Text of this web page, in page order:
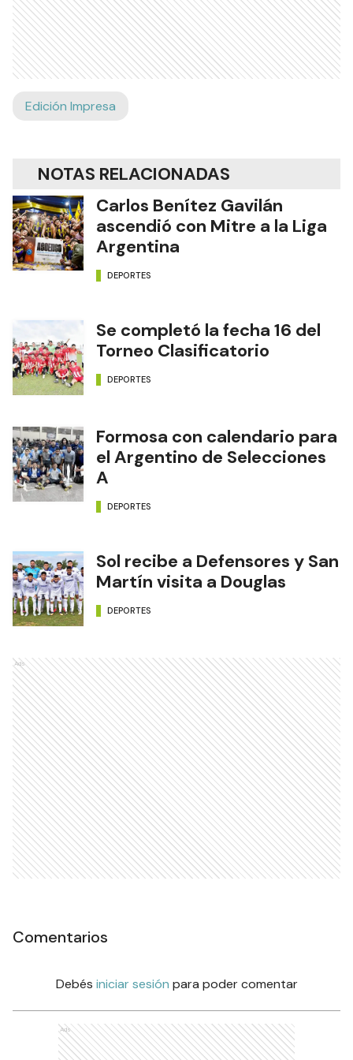
Edición Impresa
NOTAS RELACIONADAS
Carlos Benítez Gavilán
ascendió con Mitre a la Liga
Argentina
DEPORTES
Se completó la fecha 16 del
Torneo Clasificatorio
DEPORTES
Formosa con calendario para
el Argentino de Selecciones
A
DEPORTES
Sol recibe a Defensores y San
Martín visita a Douglas
DEPORTES
Ads
Comentarios
Debés iniciar sesión para poder comentar
Ads